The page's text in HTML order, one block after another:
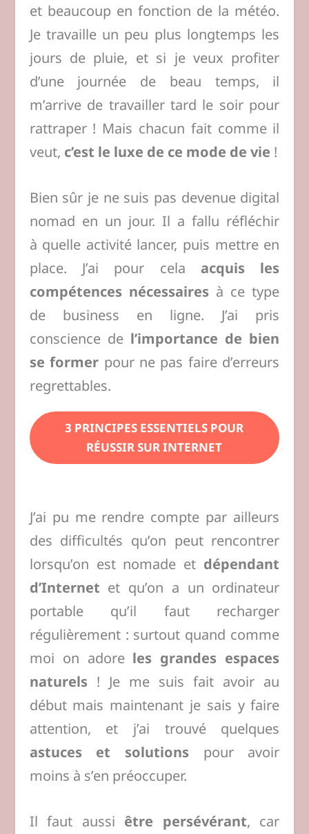
et beaucoup en fonction de la météo.
Je travaille un peu plus longtemps les
jours de pluie, et si je veux profiter
d’une journée de beau temps, il
m’arrive de travailler tard le soir pour
rattraper ! Mais chacun fait comme il
veut, c’est le luxe de ce mode de vie !
Bien sûr je ne suis pas devenue digital
nomad en un jour. Il a fallu réfléchir
à quelle activité lancer, puis mettre en
place. J’ai pour cela acquis les
compétences nécessaires à ce type
de business en ligne. J’ai pris
conscience de l’importance de bien
se former pour ne pas faire d’erreurs
regrettables.
3 PRINCIPES ESSENTIELS POUR
RÉUSSIR SUR INTERNET
J’ai pu me rendre compte par ailleurs
des difficultés qu’on peut rencontrer
lorsqu’on est nomade et dépendant
d’Internet et qu’on a un ordinateur
portable qu’il faut recharger
régulièrement : surtout quand comme
moi on adore les grandes espaces
naturels ! Je me suis fait avoir au
début mais maintenant je sais y faire
attention, et j’ai trouvé quelques
astuces et solutions pour avoir
moins à s’en préoccuper.
Il faut aussi être persévérant, car